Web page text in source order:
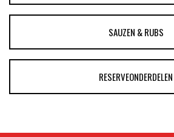
SAUZEN & RUBS
RESERVEONDERDELEN